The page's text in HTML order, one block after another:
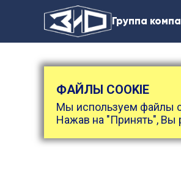
Группа
ФАЙЛЫ COOKIE
Мы используем файлы
Нажав на "Принять", Вы